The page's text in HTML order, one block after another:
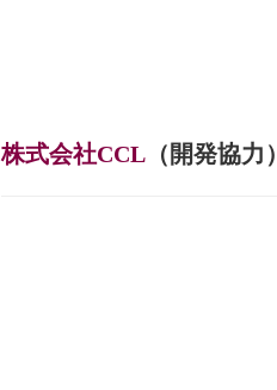
株式会社CCL （開発協力）